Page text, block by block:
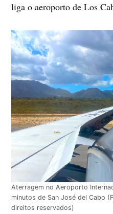
liga o aeroporto de Los
Aterragem no Aeroporto
minutos de San José del Cabo
direitos reservados)